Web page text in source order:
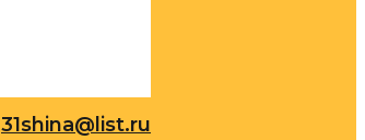
31shina@list.ru